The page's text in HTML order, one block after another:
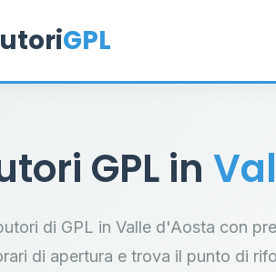
GPL
GPL in
di GPL in Valle d'Aosta con
di apertura e trova il punto di